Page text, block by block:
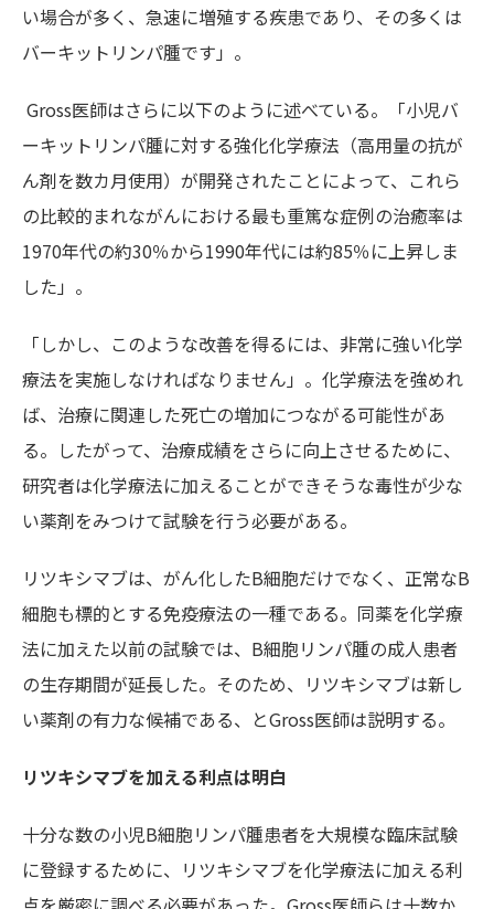
い場合が多く、急速に増殖する疾患であり、その多くは
バーキットリンパ腫です」。
Gross医師はさらに以下のように述べている。「小児バ
ーキットリンパ腫に対する強化化学療法（高用量の抗が
ん剤を数カ月使用）が開発されたことによって、これら
の比較的まれながんにおける最も重篤な症例の治癒率は
1970年代の約30％から1990年代には約85％に上昇しま
した」。
「しかし、このような改善を得るには、非常に強い化学
療法を実施しなければなりません」。 化学療法を強めれ
ば、治療に関連した死亡の増加につながる可能性があ
る。したがって、治療成績をさらに向上させるために、
研究者は化学療法に加えることができそうな毒性が少な
い薬剤をみつけて試験を行う必要がある。
リツキシマブは、がん化したB細胞だけでなく、正常なB
細胞も標的とする免疫療法の一種である。同薬を化学療
法に加えた以前の試験では、B細胞リンパ腫の成人患者
の生存期間が延長した。そのため、リツキシマブは新し
い薬剤の有力な候補である、とGross医師は説明する。
リツキシマブを加える利点は明白
十分な数の小児B細胞リンパ腫患者を大規模な臨床試験
に登録するために、リツキシマブを化学療法に加える利